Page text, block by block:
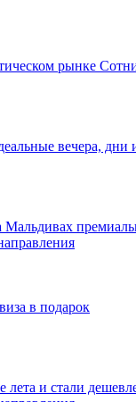
рынке
вечера, дни
в подарок
лета и стали